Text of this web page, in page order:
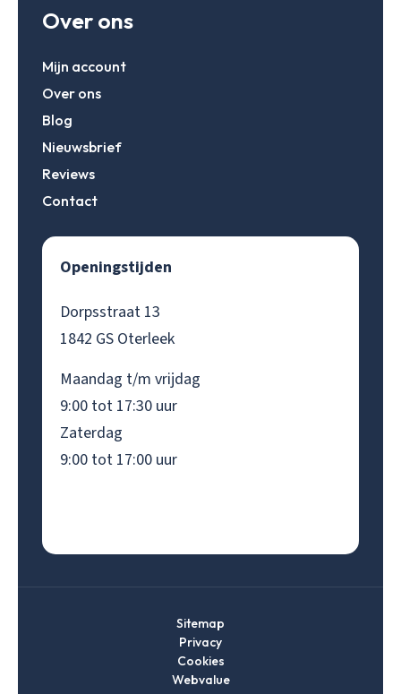
Over ons
Mijn account
Over ons
Blog
Nieuwsbrief
Reviews
Contact
Openingstijden
Dorpsstraat 13
1842 GS Oterleek
Maandag t/m vrijdag
9:00 tot 17:30 uur
Zaterdag
9:00 tot 17:00 uur
Sitemap
Privacy
Cookies
Webvalue